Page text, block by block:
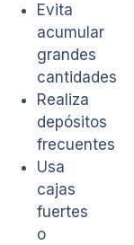
Evita
acumular
grandes
cantidades
Realiza
depósitos
frecuentes
Usa
cajas
fuertes
o